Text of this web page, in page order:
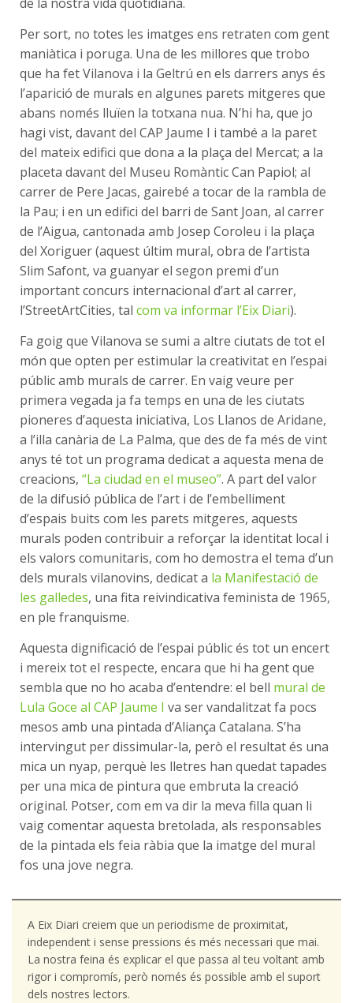
Per sort, no totes les imatges ens retraten com gent
maniàtica i poruga. Una de les millores que trobo
que ha fet Vilanova i la Geltrú en els darrers anys és
l’aparició de murals en algunes parets mitgeres que
abans només lluïen la totxana nua. N’hi ha, que jo
hagi vist, davant del CAP Jaume I i també a la paret
del mateix edifici que dona a la plaça del Mercat; a la
placeta davant del Museu Romàntic Can Papiol; al
carrer de Pere Jacas, gairebé a tocar de la rambla de
la Pau; i en un edifici del barri de Sant Joan, al carrer
de l’Aigua, cantonada amb Josep Coroleu i la plaça
del Xoriguer (aquest últim mural, obra de l’artista
Slim Safont, va guanyar el segon premi d’un
important concurs internacional d’art al carrer,
l’StreetArtCities, tal com va informar l’Eix Diari).
Fa goig que Vilanova se sumi a altre ciutats de tot el
món que opten per estimular la creativitat en l’espai
públic amb murals de carrer. En vaig veure per
primera vegada ja fa temps en una de les ciutats
pioneres d’aquesta iniciativa, Los Llanos de Aridane,
a l’illa canària de La Palma, que des de fa més de vint
anys té tot un programa dedicat a aquesta mena de
creacions, “La ciudad en el museo”. A part del valor
de la difusió pública de l’art i de l’embelliment
d’espais buits com les parets mitgeres, aquests
murals poden contribuir a reforçar la identitat local i
els valors comunitaris, com ho demostra el tema d’un
dels murals vilanovins, dedicat a la Manifestació de
les galledes, una fita reivindicativa feminista de 1965,
en ple franquisme.
Aquesta dignificació de l’espai públic és tot un encert
i mereix tot el respecte, encara que hi ha gent que
sembla que no ho acaba d’entendre: el bell mural de
Lula Goce al CAP Jaume I va ser vandalitzat fa pocs
mesos amb una pintada d’Aliança Catalana. S’ha
intervingut per dissimular-la, però el resultat és una
mica un nyap, perquè les lletres han quedat tapades
per una mica de pintura que embruta la creació
original. Potser, com em va dir la meva filla quan li
vaig comentar aquesta bretolada, als responsables
de la pintada els feia ràbia que la imatge del mural
fos una jove negra.
A Eix Diari creiem que un periodisme de proximitat,
independent i sense pressions és més necessari que mai.
La nostra feina és explicar el que passa al teu voltant amb
rigor i compromís, però només és possible amb el suport
dels nostres lectors.